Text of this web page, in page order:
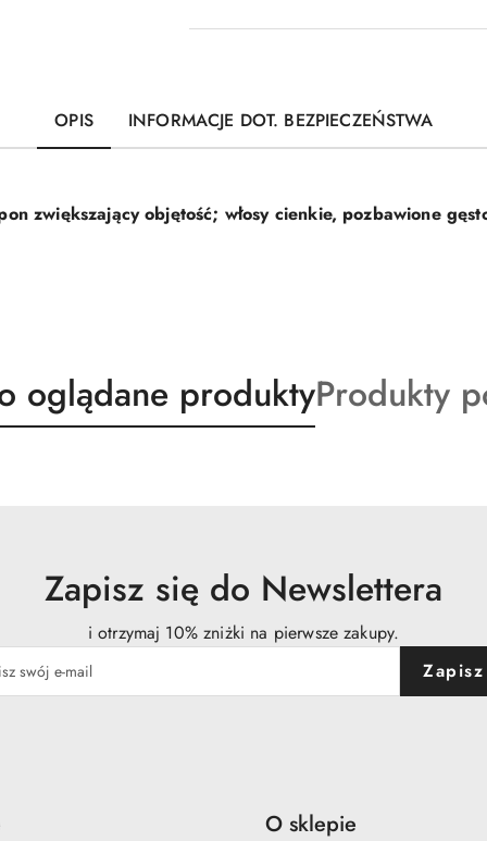
OPIS INFORMACJE DOT. BEZPIECZEŃSTWA
zwiększający objętość; włosy cienkie, pozbawione
oglądane produktyProdukty
o
Produkty
Zapisz się do Newslettera
i otrzymaj 10% zniżki na pierwsze zakupy.
Zapisz
O sklepie